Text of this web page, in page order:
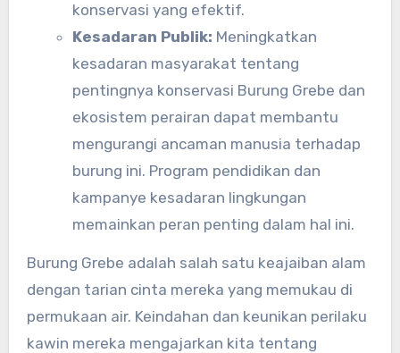
konservasi yang efektif.
Kesadaran Publik: Meningkatkan
kesadaran masyarakat tentang
pentingnya konservasi Burung Grebe dan
ekosistem perairan dapat membantu
mengurangi ancaman manusia terhadap
burung ini. Program pendidikan dan
kampanye kesadaran lingkungan
memainkan peran penting dalam hal ini.
Burung Grebe adalah salah satu keajaiban alam
dengan tarian cinta mereka yang memukau di
permukaan air. Keindahan dan keunikan perilaku
kawin mereka mengajarkan kita tentang